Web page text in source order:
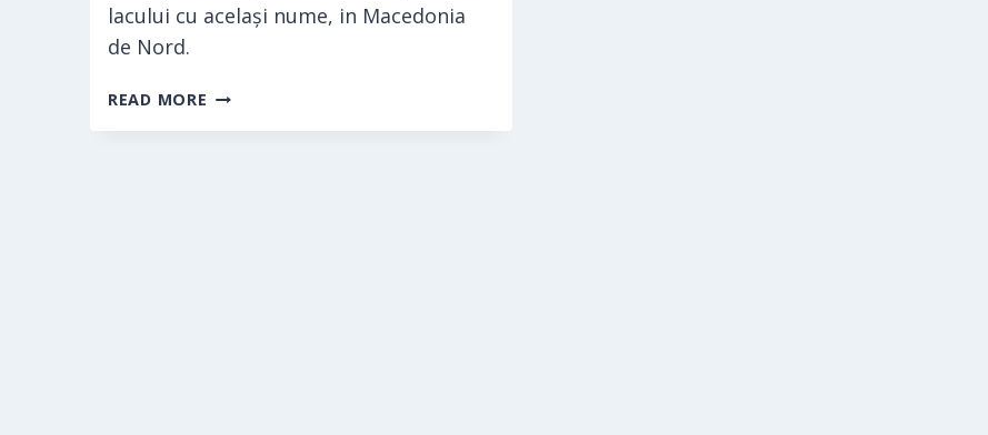
lacului cu același nume, in Macedonia
de Nord.
READ MORE OHRID,